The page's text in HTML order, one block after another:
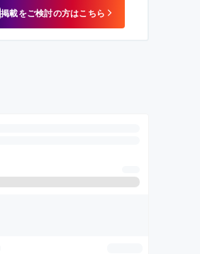
掲載をご検討の方はこちら